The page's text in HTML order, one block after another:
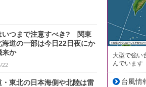
いつまで注意すべき? 関東
海道の一部は今日22日夜にか
来か
22
・東北の日本海側や北陸は雷
大型で強い
んでいます
台風情